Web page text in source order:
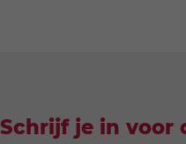
Schrijf je in voor